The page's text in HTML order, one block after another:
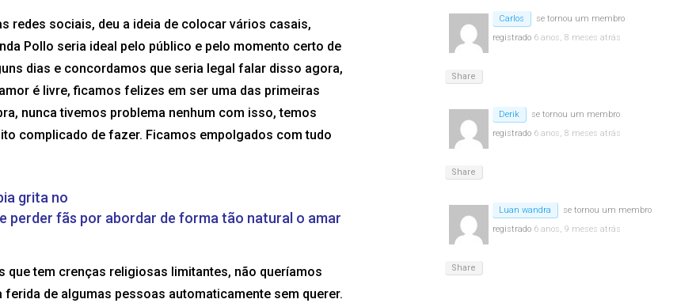
redes sociais, deu a ideia de colocar vários casais,
Pollo seria ideal pelo público e pelo momento certo de
dias e concordamos que seria legal falar disso agora,
é livre, ficamos felizes em ser uma das primeiras
nunca tivemos problema nenhum com isso, temos
complicado de fazer. Ficamos empolgados com tudo
grita no
perder fãs por abordar de forma tão natural o amar
tem crenças religiosas limitantes, não queríamos
de algumas pessoas automaticamente sem querer.
Carlos
se tornou um membro
registrado 6 anos, 8 meses atrás
Share
Derik
se tornou um membro
registrado 6 anos, 8 meses atrás
Share
Luan wandra
se tornou um membro
registrado 6 anos, 9 meses atrás
Share